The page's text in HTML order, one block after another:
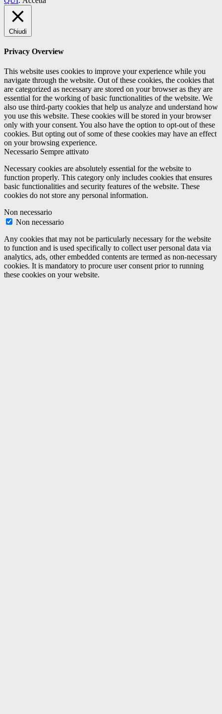
Chiudi
Privacy Overview
This website uses cookies to improve your experience while you
navigate through the website. Out of these cookies, the cookies that
are categorized as necessary are stored on your browser as they are
essential for the working of basic functionalities of the website. We
also use third-party cookies that help us analyze and understand how
you use this website. These cookies will be stored in your browser
only with your consent. You also have the option to opt-out of these
cookies. But opting out of some of these cookies may have an effect
on your browsing experience.
Necessario Sempre attivato
Necessary cookies are absolutely essential for the website to
function properly. This category only includes cookies that ensures
basic functionalities and security features of the website. These
cookies do not store any personal information.
Non necessario
Non necessario
Any cookies that may not be particularly necessary for the website
to function and is used specifically to collect user personal data via
analytics, ads, other embedded contents are termed as non-necessary
cookies. It is mandatory to procure user consent prior to running
these cookies on your website.